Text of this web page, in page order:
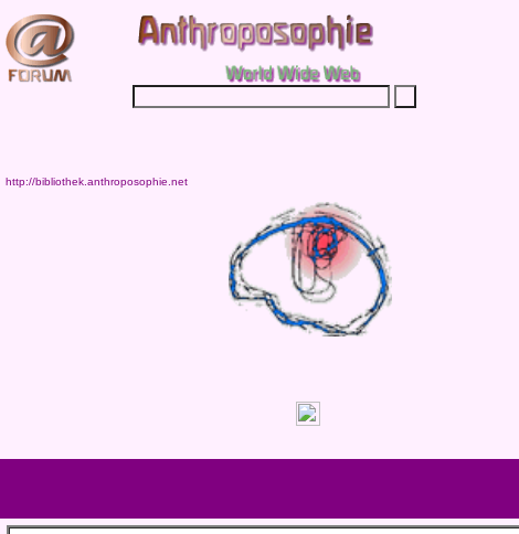
http://bibliothek.anthroposophie.net